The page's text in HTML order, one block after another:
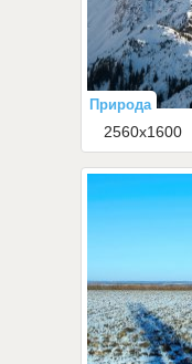
Природа
2560x1600